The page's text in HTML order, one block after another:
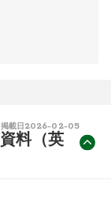
掲載日 2026-02-05
料（英